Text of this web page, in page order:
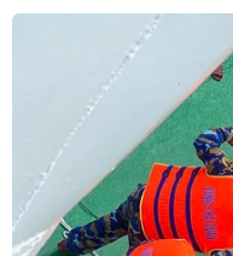
Hè nên điều hòa
Do đó, để giảm
thì dòng điều hòa
tiêu chí lựa chọn
sắm thêm điều
[Miền Bắc đạt kỷ
đợt nắng nóng